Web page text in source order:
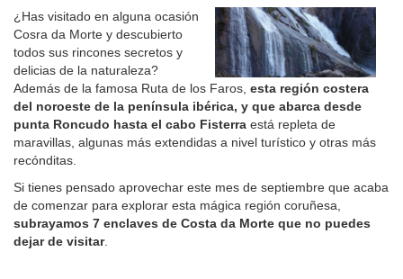
¿Has visitado en alguna ocasión
Cosra da Morte y descubierto
todos sus rincones secretos y
delicias de la naturaleza?
Además de la famosa Ruta de los Faros, esta región costera
del noroeste de la península ibérica, y que abarca desde
punta Roncudo hasta el cabo Fisterra está repleta de
maravillas, algunas más extendidas a nivel turístico y otras más
recónditas.
Si tienes pensado aprovechar este mes de septiembre que acaba
de comenzar para explorar esta mágica región coruñesa,
subrayamos 7 enclaves de Costa da Morte que no puedes
dejar de visitar.